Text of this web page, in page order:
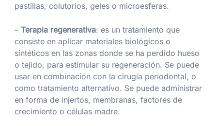
pastillas, colutorios, geles o microesferas.
– Terapia regenerativa: es un tratamiento que
consiste en aplicar materiales biológicos o
sintéticos en las zonas donde se ha perdido hueso
o tejido, para estimular su regeneración. Se puede
usar en combinación con la cirugía periodontal, o
como tratamiento alternativo. Se puede administrar
en forma de injertos, membranas, factores de
crecimiento o células madre.